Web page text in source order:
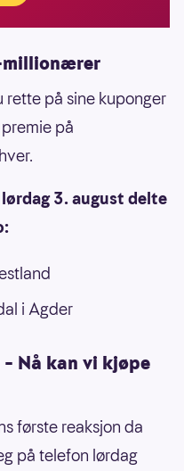
millionærer
rette på sine kuponger
på
hver.
3. august delte
i Agder
Nå kan vi kjøpe
første reaksjon da
på telefon lørdag